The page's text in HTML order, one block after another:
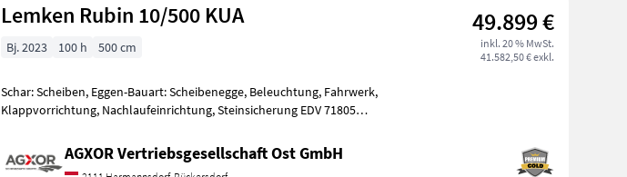
Lemken Rubin 10/500 KUA 49.899 €
inkl. 20 % MwSt.
41.582,50 € exkl.
Bj. 2023 100 h 500 cm
Schar: Scheiben, Eggen-Bauart: Scheibenegge, Beleuchtung, Fahrwerk,
Klappvorrichtung, Nachlaufeinrichtung, Steinsicherung EDV 71805
AGXOR Vertriebsgesellschaft Ost GmbH